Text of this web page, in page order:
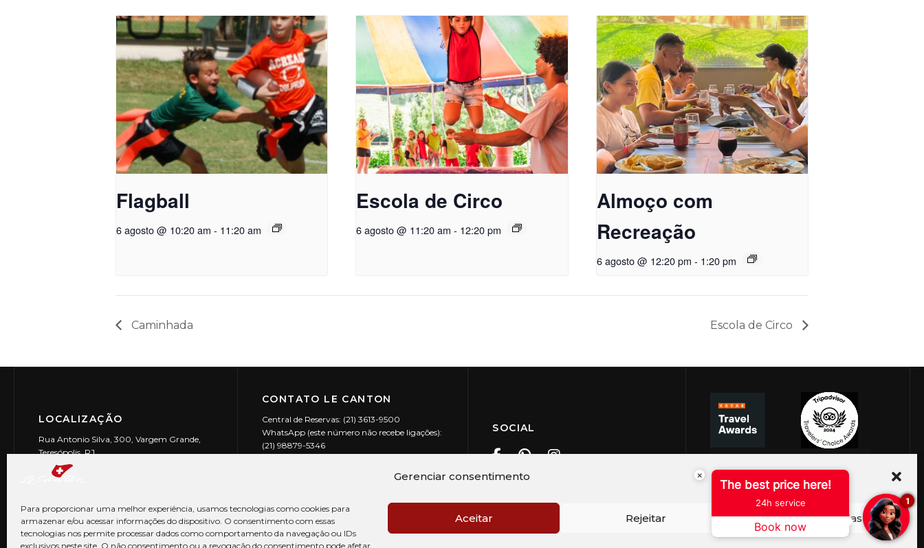
Gerenciar consentimento
Para proporcionar uma melhor experiência, usamos tecnologias como cookies para
armazenar e/ou acessar informações do dispositivo. O consentimento com essas
tecnologias nos permite processar dados como comportamento da navegação ou IDs
exclusivos neste site. O não consentimento ou a revogação do consentimento pode afetar
Aceitar Rejeitar Ver preferências
Flagball
6 agosto @ 10:20 am - 11:20 am
Escola de Circo
6 agosto @ 11:20 am - 12:20 pm
Almoço com
Recreação
6 agosto @ 12:20 pm - 1:20 pm
Caminhada Escola de Circo
LOCALIZAÇÃO
Rua Antonio Silva, 300, Vargem Grande,
Teresópolis, RJ
CEP: 25990-150
CONTATO LE CANTON
Central de Reservas: (21) 3613-9500
WhatsApp (este número não recebe ligações):
(21) 98879-5346
SOCIAL
×
The best price here!
24h service
Book now
1